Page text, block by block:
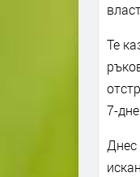
Те
7-
Днес